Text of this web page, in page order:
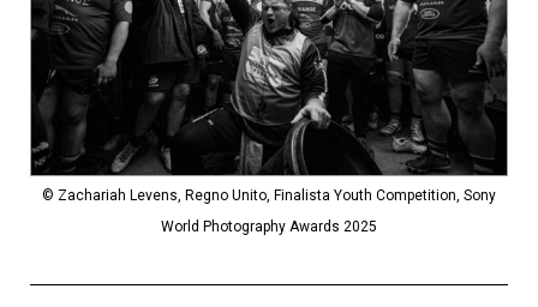
© Zachariah Levens, Regno Unito, Finalista Youth Competition, Sony
World Photography Awards 2025